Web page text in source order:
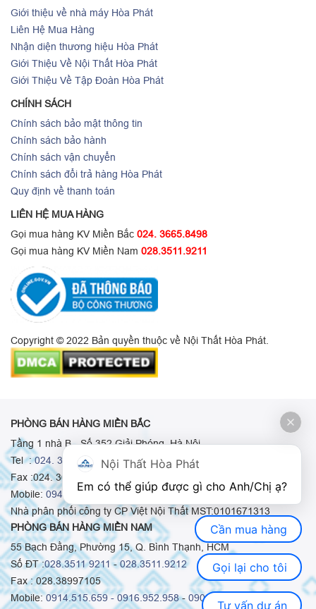
Giới thiệu về nhà máy Hòa Phát
Liên Hệ Mua Hàng
Nhận diện thương hiệu Hòa Phát
Giới Thiệu Về Nội Thất Hòa Phát
Giới Thiệu Về Tập Đoàn Hòa Phát
CHÍNH SÁCH
Chính sách bảo mật thông tin
Chính sách bảo hành
Chính sách vận chuyển
Chính sách đổi trả hàng Hòa Phát
Quy định về thanh toán
LIÊN HỆ MUA HÀNG
Gọi mua hàng KV Miền Bắc 024. 3665.8498
Gọi mua hàng KV Miền Nam 028.3511.9211
Copyright © 2022 Bản quyền thuộc về Nội Thất Hòa Phát.
PHÒNG BÁN HÀNG MIỀN BẮC
Tầng 1 nhà B - Số 352 Giải Phóng, Hà Nội
Tel :024. 3665 8498-024. 3665 8966-024. 3665 8993
Fax :024. 3664.9379
Mobile: 0948.511.555- 0973.375.668- 0942.155.688
Nhà phân phối công ty CP Việt Nội Thất MST:0101671313
PHÒNG BÁN HÀNG MIỀN NAM
55 Bạch Đằng, Phường 15, Q. Bình Thạnh, HCM
Số ĐT :028.3511 9211-028.3511.9212
Fax : 028.38997105
Mobile:0914.515.659 -0916.952.958- 0903.331.921
Nội Thất Hòa Phát
Cần mua hàng
Gọi lại cho tôi
Tư vấn dự án